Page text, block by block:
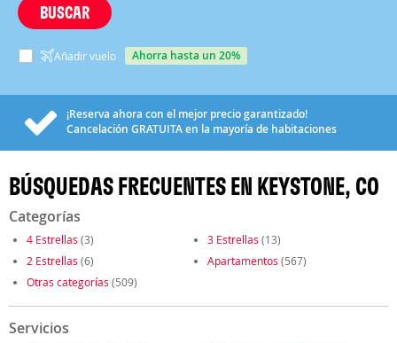
BUSCAR
Añadir vuelo ahorra hasta un 20%
¡Reserva ahora con el mejor precio garantizado!
Cancelación GRATUITAen la mayoría de habitaciones
BÚSQUEDAS FRECUENTES EN KEYSTONE, CO
Categorías
4 Estrellas (3) 3 Estrellas (13)
2 Estrellas (6) Apartamentos (567)
Otras categorías (509)
Servicios